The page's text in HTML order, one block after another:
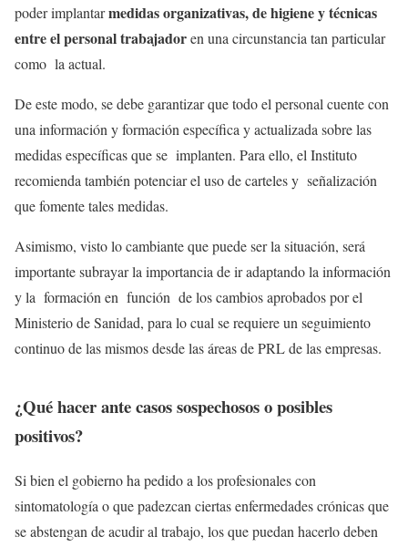
poder implantarmedidas organizativas, de higiene y técnicas
entre el personal trabajadoren una circunstancia tan particular
como la actual.
De este modo, se debe garantizar que todo el personal cuente con
una información y formación específica y actualizada sobre las
medidas específicas que se implanten. Para ello, el Instituto
recomienda también potenciar el uso de carteles y señalización
que fomente tales medidas.
Asimismo, visto lo cambiante que puede ser la situación, será
importante subrayar la importancia de ir adaptando la información
y la formación en función de los cambios aprobados por el
Ministerio de Sanidad, para lo cual se requiere un seguimiento
continuo de las mismos desde las áreas de PRL de las empresas.
¿Qué hacer ante casos sospechosos o posibles
positivos?
Si bien el gobierno ha pedido a los profesionales con
sintomatología o que padezcan ciertas enfermedades crónicas que
se abstengan de acudir al trabajo, los que puedan hacerlo deben